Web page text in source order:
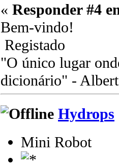
« Responder #4
Bem-vindo!
Registado
"O único lugar
dicionário" -
Hydrops
Mini Robot